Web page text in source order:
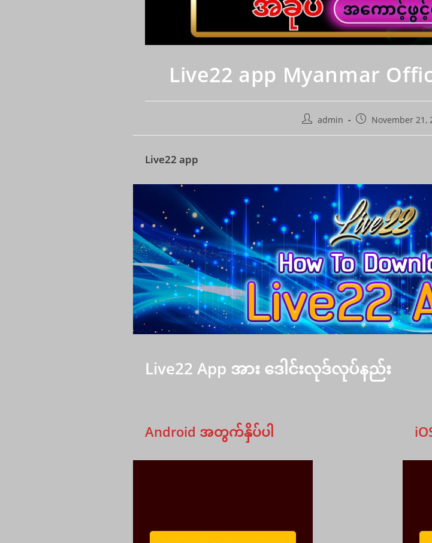
Live22 app Myanmar
Postadmin
Post November 21,
Live22 app
Live22 App အား ဒေါင်းလုဒ်လုပ်နည်း
Android အတွက်နှိပ်ပါ